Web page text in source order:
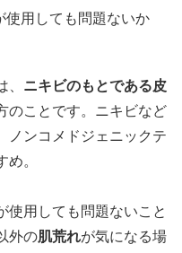
使用しても問題ないか
ニキビのもとである皮
のことです。ニキビなど
ノンコメドジェニックテ
。
使用しても問題ないこと
外の肌荒れが気になる場